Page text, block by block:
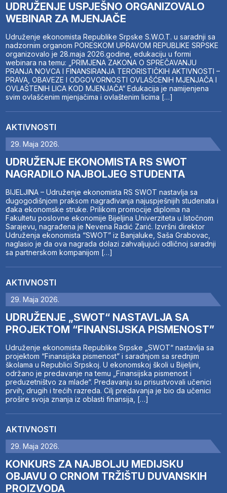
UDRUŽENJE USPJEŠNO ORGANIZOVALO
WEBINAR ZA MJENJAČE
Udruženje ekonomista Republike Srpske S.W.O.T. u saradnji sa
nadzornim organom PORESKOM UPRAVOM REPUBLIKE SRPSKE
organizovalo je 28.maja 2026.godine, edukaciju u formi
webinara na temu: „PRIMJENA ZAKONA O SPREČAVANJU
PRANJA NOVCA I FINANSIRANJA TERORISTIČKIH AKTIVNOSTI –
PRAVA, OBAVEZE I ODGOVORNOSTI OVLAŠĆENIH MJENJAČA I
OVLAŠTENIH LICA KOD MJENJAČA“ Edukacija je namijenjena
svim ovlašćenim mjenjačima i ovlaštenim licima […]
AKTIVNOSTI
29. Maja 2026.
UDRUŽENJE EKONOMISTA RS SWOT
NAGRADILO NAJBOLJEG STUDENTA
BIJELJINA – Udruženje ekonomista RS SWOT nastavlja sa
dugogodišnjom praksom nagrađivanja najuspješnijih studenata i
đaka ekonomske struke. Prilikom promocije diploma na
Fakultetu poslovne ekonomije Bijeljina Univerziteta u Istočnom
Sarajevu, nagrađena je Nevena Radić Zarić. Izvršni direktor
Udruženja ekonomista “SWOT” iz Banjaluke, Saša Grabovac,
naglasio je da ova nagrada dolazi zahvaljujući odličnoj saradnji
sa partnerskom kompanijom […]
AKTIVNOSTI
29. Maja 2026.
UDRUŽENJE „SWOT“ NASTAVLJA SA
PROJEKTOM “FINANSIJSKA PISMENOST”
Udruženje ekonomista Republike Srpske „SWOT“ nastavlja sa
projektom “Finansijska pismenost” i saradnjom sa srednjim
školama u Republici Srpskoj. U ekonomskoj školi u Bijeljini,
održano je predavanje na temu „Finansijska pismenost i
preduzetništvo za mlade“. Predavanju su prisustvovali učenici
prvih, drugih i trećih razreda. Cilj predavanja je bio da učenici
prošire svoja znanja iz oblasti finansija, […]
AKTIVNOSTI
29. Maja 2026.
KONKURS ZA NAJBOLJU MEDIJSKU
OBJAVU O CRNOM TRŽIŠTU DUVANSKIH
PROIZVODA